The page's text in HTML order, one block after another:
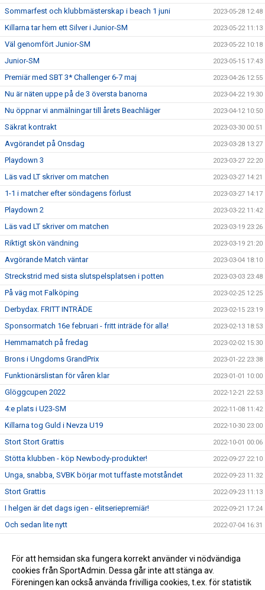
Sommarfest och klubbmästerskap i beach 1 juni 2023-05-28 12:48
Killarna tar hem ett Silver i Junior-SM 2023-05-22 11:13
Väl genomfört Junior-SM 2023-05-22 10:18
Junior-SM 2023-05-15 17:43
Premiär med SBT 3* Challenger 6-7 maj 2023-04-26 12:55
Nu är näten uppe på de 3 översta banorna 2023-04-22 19:30
Nu öppnar vi anmälningar till årets Beachläger 2023-04-12 10:50
Säkrat kontrakt 2023-03-30 00:51
Avgörandet på Onsdag 2023-03-28 13:27
Playdown 3 2023-03-27 22:20
Läs vad LT skriver om matchen 2023-03-27 14:21
1-1 i matcher efter söndagens förlust 2023-03-27 14:17
Playdown 2 2023-03-22 11:42
Läs vad LT skriver om matchen 2023-03-19 23:26
Riktigt skön vändning 2023-03-19 21:20
Avgörande Match väntar 2023-03-04 18:10
Streckstrid med sista slutspelsplatsen i potten 2023-03-03 23:48
På väg mot Falköping 2023-02-25 12:25
Derbydax. FRITT INTRÄDE 2023-02-15 23:19
Sponsormatch 16e februari - fritt inträde för alla! 2023-02-13 18:53
Hemmamatch på fredag 2023-02-02 15:30
Brons i Ungdoms GrandPrix 2023-01-22 23:38
Funktionärslistan för våren klar 2023-01-01 10:00
Glöggcupen 2022 2022-12-21 22:53
4:e plats i U23-SM 2022-11-08 11:42
Killarna tog Guld i Nevza U19 2022-10-30 23:00
Stort Stort Grattis 2022-10-01 00:06
Stötta klubben - köp Newbody-produkter! 2022-09-27 22:10
Unga, snabba, SVBK börjar mot tuffaste motståndet 2022-09-23 11:32
Stort Grattis 2022-09-23 11:13
I helgen är det dags igen - elitseriepremiär! 2022-09-21 17:24
Och sedan lite nytt 2022-07-04 16:31
Superkul 2022-06-27 16:34
Välkommen till Södertelge VBK! 2022-05-01 16:29
För att hemsidan ska fungera korrekt använder vi nödvändiga
cookies från SportAdmin. Dessa går inte att stänga av.
Föreningen kan också använda frivilliga cookies, t.ex. för statistik